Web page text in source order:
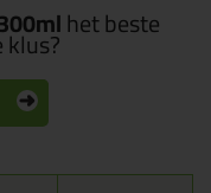
het beste